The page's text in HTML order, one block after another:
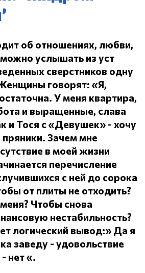
об отношениях, любви,
услышать из уст
сверстников одну
говорят: «Я,
У меня квартира,
и выращенные, слава
и Тося с «Девушек» - хочу
Зачем мне
в моей жизни
перечисление
с ней до сорока
от плиты не отходить?
Чтобы снова
нестабильность?
логический вывод:» Да я
заведу - удовольствие
нет «.